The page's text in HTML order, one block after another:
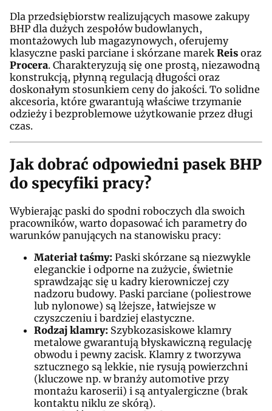
Dla przedsiębiorstw realizujących masowe zakupy
BHP dla dużych zespołów budowlanych,
montażowych lub magazynowych, oferujemy
klasyczne paski parciane i skórzane marek Reis oraz
Procera. Charakteryzują się one prostą, niezawodną
konstrukcją, płynną regulacją długości oraz
doskonałym stosunkiem ceny do jakości. To solidne
akcesoria, które gwarantują właściwe trzymanie
odzieży i bezproblemowe użytkowanie przez długi
czas.
Jak dobrać odpowiedni pasek BHP
do specyfiki pracy?
Wybierając paski do spodni roboczych dla swoich
pracowników, warto dopasować ich parametry do
warunków panujących na stanowisku pracy:
Materiał taśmy: Paski skórzane są niezwykle
eleganckie i odporne na zużycie, świetnie
sprawdzając się u kadry kierowniczej czy
nadzoru budowy. Paski parciane (poliestrowe
lub nylonowe) są lżejsze, łatwiejsze w
czyszczeniu i bardziej elastyczne.
Rodzaj klamry: Szybkozasiskowe klamry
metalowe gwarantują błyskawiczną regulację
obwodu i pewny zacisk. Klamry z tworzywa
sztucznego są lekkie, nie rysują powierzchni
(kluczowe np. w branży automotive przy
montażu karoserii) i są antyalergiczne (brak
kontaktu niklu ze skórą).